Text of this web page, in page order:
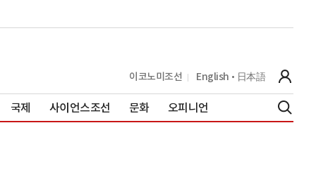
이코노미조선 English 日本語
국제 사이언스조선 문화 오피니언